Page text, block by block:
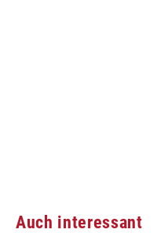
Auch interessant